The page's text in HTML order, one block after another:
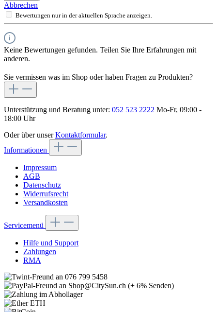
Abbrechen
Bewertungen nur in der aktuellen Sprache anzeigen.
Keine Bewertungen gefunden. Teilen Sie Ihre Erfahrungen mit
anderen.
Sie vermissen was im Shop oder haben Fragen zu Produkten?
Unterstützung und Beratung unter: 052 523 2222 Mo-Fr, 09:00 -
18:00 Uhr
Oder über unserKontaktformular.
Informationen
Impressum
AGB
Datenschutz
Widerrufsrecht
Versandkosten
Servicemenü
Hilfe und Support
Zahlungen
RMA